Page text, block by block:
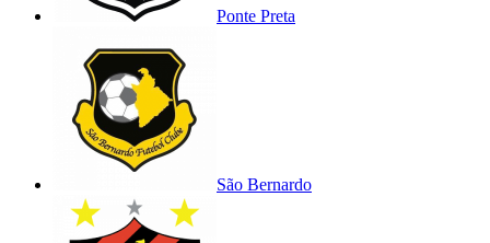
Ponte Preta
São Bernardo